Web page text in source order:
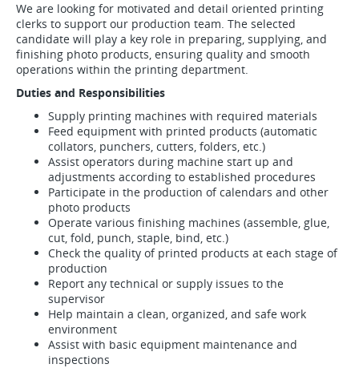
We are looking for motivated and detail oriented printing
clerks to support our production team. The selected
candidate will play a key role in preparing, supplying, and
finishing photo products, ensuring quality and smooth
operations within the printing department.
Duties and Responsibilities
Supply printing machines with required materials
Feed equipment with printed products (automatic
collators, punchers, cutters, folders, etc.)
Assist operators during machine start up and
adjustments according to established procedures
Participate in the production of calendars and other
photo products
Operate various finishing machines (assemble, glue,
cut, fold, punch, staple, bind, etc.)
Check the quality of printed products at each stage of
production
Report any technical or supply issues to the
supervisor
Help maintain a clean, organized, and safe work
environment
Assist with basic equipment maintenance and
inspections